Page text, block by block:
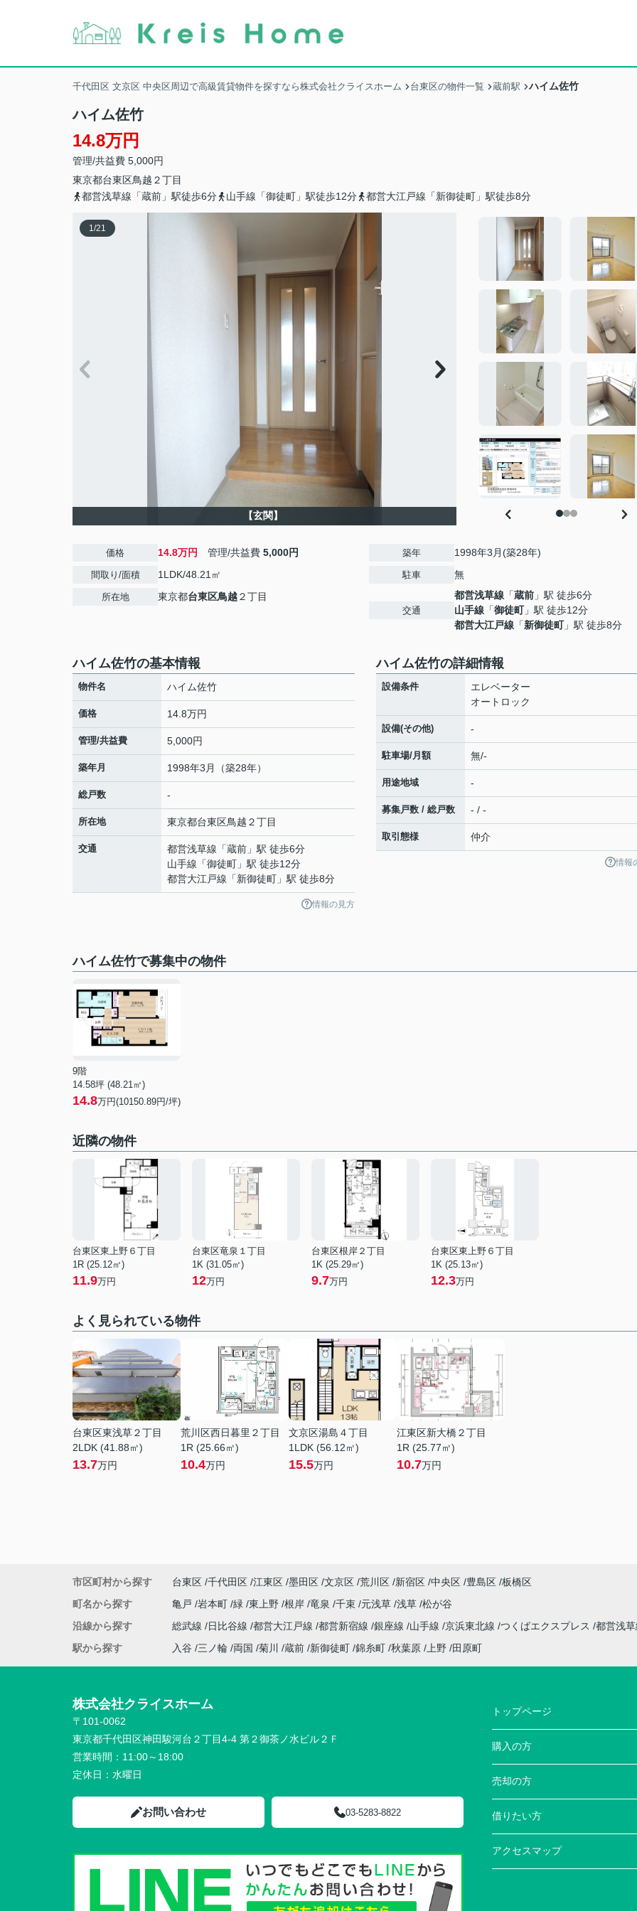
千代田区 文京区 中央区周辺で高級賃貸物件を探すなら株式会社クライスホーム 台東区の物件一覧 蔵前駅 ハイム佐竹
ハイム佐竹
14.8万円
管理/共益費 5,000円
東京都台東区鳥越 ２丁目
都営浅草線「蔵前」駅徒歩6分
山手線「御徒町」駅徒歩12分 都営大江戸線「新御徒町」駅徒歩8分
1/21
【玄関】
価格 14.8万円 管理/共益費 5,000円
間取り/面積 1LDK/48.21㎡
所在地 東京都台東区鳥越２丁目
築年 1998年3月(築28年)
駐車 無
交通
都営浅草線 「蔵前 」駅 徒歩6分
山手線 「御徒町」駅 徒歩12分
都営大江戸線 「新御徒町」駅 徒歩8分
ハイム佐竹の基本情報
物件名 ハイム佐竹
価格 14.8万円
管理/共益費 5,000円
築年月 1998年3月（築28年）
総戸数 -
所在地 東京都台東区鳥越 ２丁目
交通 都営浅草線 「蔵前 」駅 徒歩6分
山手線 「御徒町 」駅 徒歩12分
都営大江戸線 「新御徒町 」駅 徒歩8分
情報の見方
ハイム佐竹の詳細情報
設備条件
エレベーター
オートロック
設備(その他) -
駐車場/月額 無/-
用途地域 -
募集戸数 / 総戸数 - / -
取引態様 仲介
情報
ハイム佐竹で募集中の物件
9階
14.58坪 (48.21㎡)
14.8万円(10150.89円/坪)
近隣の物件
台東区東上野６丁目
1R (25.12㎡)
11.9万円
台東区竜泉１丁目
1K (31.05㎡)
12万円
台東区根岸２丁目
1K (25.29㎡)
9.7万円
台東区東上野６丁目
1K (25.13㎡)
12.3万円
よく見られている物件
台東区東浅草２丁目
2LDK (41.88㎡)
13.7万円
荒川区西日暮里２丁目
1R (25.66㎡)
10.4万円
文京区湯島４丁目
1LDK (56.12㎡)
15.5万円
江東区新大橋２丁目
1R (25.77㎡)
10.7万円
市区町村から探す 台東区 千代田区 江東区 墨田区 文京区 荒川区 新宿区 中央区 豊島区 板橋区
町名から探す
亀戸 岩本町 緑 東上野 根岸 竜泉 千束 元浅草 浅草 松が谷
沿線から探す
総武線 日比谷線 都営大江戸線 都営新宿線 銀座線 山手線 京浜東北線 つくばエクスプレス
都営浅
駅から探す
入谷 三ノ輪 両国 菊川 蔵前 新御徒町 錦糸町 秋葉原 上野 田原町
株式会社クライスホーム
〒101-0062
東京都千代田区神田駿河台２丁目4-4 第２御茶ノ水ビル２Ｆ
営業時間： 11:00～18:00
定休日： 水曜日
お問い合わせ 03-5283-8822
トップページ
購入の方
売却の方
借りたい方
アクセスマップ